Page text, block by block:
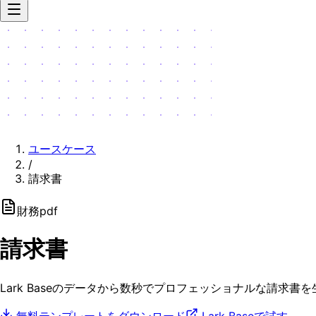
ユースケース
/
請求書
財務pdf
請求書
Lark Baseのデータから数秒でプロフェッショナルな請求書を